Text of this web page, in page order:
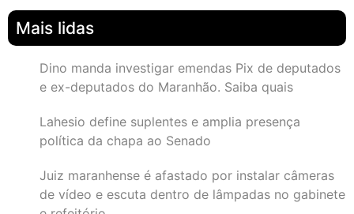
Mais lidas
Dino manda investigar emendas Pix de deputados
e ex-deputados do Maranhão. Saiba quais
Lahesio define suplentes e amplia presença
política da chapa ao Senado
Juiz maranhense é afastado por instalar câmeras
de vídeo e escuta dentro de lâmpadas no gabinete